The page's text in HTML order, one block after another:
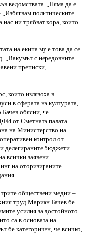
ведомствата. „Няма да е
политическите
нас ни трябват хора, които
на екипа му е това да се
„Вакумът с нередовните
преписки,
които излязоха в
в сферата на културата,
обясни, че
от Сметната палата
на Министерство на
контрол от
делегираните бюджети.
всички заявени
на оторизираните
обществени медии –
труд Мариан Бачев бе
усилия за достойното
са в основата на
бе категоричен, че всичко,